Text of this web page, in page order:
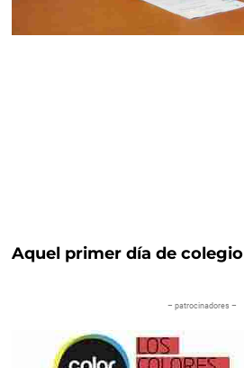
Aquel primer día de colegio
– patrocinadores –